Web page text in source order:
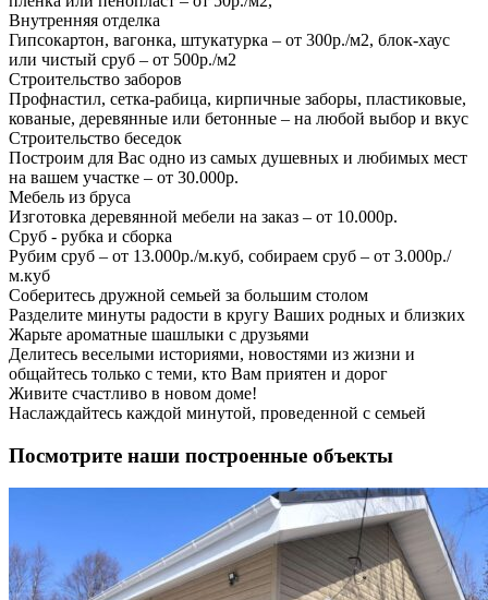
Внутренняя отделка
Гипсокартон, вагонка, штукатурка – от 300р./м2, блок-хаус
или чистый сруб – от 500р./м2
Строительство заборов
Профнастил, сетка-рабица, кирпичные заборы, пластиковые,
кованые, деревянные или бетонные – на любой выбор и вкус
Строительство беседок
Построим для Вас одно из самых душевных и любимых мест
на вашем участке – от 30.000р.
Мебель из бруса
Изготовка деревянной мебели на заказ – от 10.000р.
Сруб - рубка и сборка
Рубим сруб – от 13.000р./м.куб, собираем сруб – от 3.000р./
м.куб
Соберитесь дружной семьей за большим столом
Разделите минуты радости в кругу Ваших родных и близких
Жарьте ароматные шашлыки с друзьями
Делитесь веселыми историями, новостями из жизни и
общайтесь только с теми, кто Вам приятен и дорог
Живите счастливо в новом доме!
Наслаждайтесь каждой минутой, проведенной с семьей
Посмотрите наши построенные объекты